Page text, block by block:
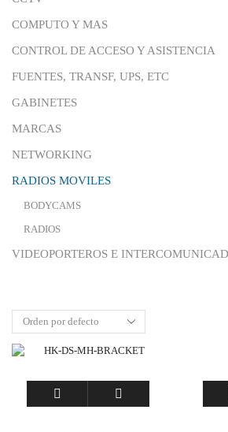
COMPUTO Y MAS
CONTROL DE ACCESO Y ASISTENCIA
FUENTES, TRANSF, UPS, ETC
GABINETES
MARCAS
NETWORKING
RADIOS MOVILES
BODYCAMS
RADIOS
VIDEOPORTEROS E